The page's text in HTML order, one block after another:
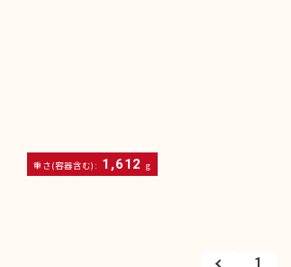
重さ(容器含む): 1,612 g
1